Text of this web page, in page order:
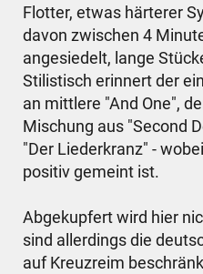
Flotter, etwas härterer
davon zwischen 4
angesiedelt, lange
Stilistisch erinnert der
an mittlere "And One",
Mischung aus "Second
"Der Liederkranz" -
positiv gemeint ist.
Abgekupfert wird hier
sind allerdings die
auf Kreuzreim